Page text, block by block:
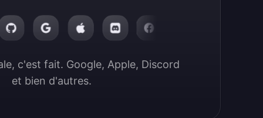
c'est fait. Google, Apple, Discord
et bien d'autres.